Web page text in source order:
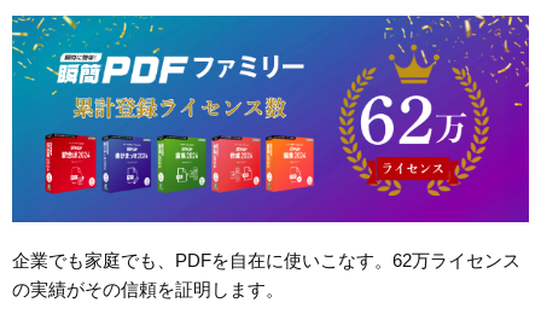
企業でも家庭でも、PDFを自在に使いこなす。62万ライセンス
の実績がその信頼を証明します。